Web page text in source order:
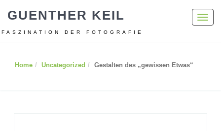
GUENTHER KEIL
FASZINATION DER FOTOGRAFIE
Home Uncategorized Gestalten des „gewissen Etwas“